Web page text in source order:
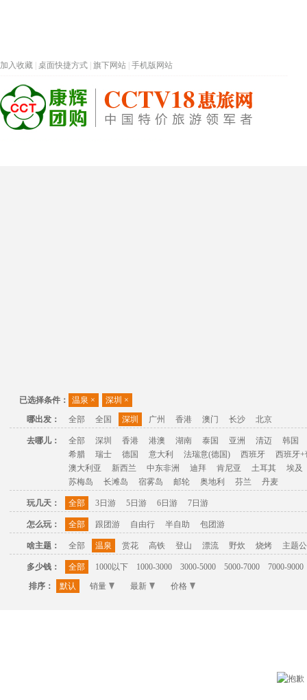
加入收藏 桌面快捷方式 旗下网站 手机版网站
已选择条件： 温泉 × 深圳 ×
哪出发：
全部 全国 深圳 广州 香港 澳门 长沙 北京
去哪儿： 全部 深圳 香港 港澳 湖南 泰国 亚洲 清迈
韩国
希腊
瑞士 德国 意大利 法瑞意(德国) 西班牙
西班牙+
澳大利亚
新西兰 中东非洲 迪拜 肯尼亚 土耳其
埃及
苏梅岛
长滩岛 宿雾岛 邮轮 奥地利 芬兰 丹麦
玩几天： 全部 3日游 5日游 6日游 7日游
怎么玩： 全部 跟团游 自由行 半自助 包团游
啥主题： 全部 温泉 赏花 高铁 登山 漂流 野炊 烧烤 主题
多少钱： 全部 1000以下 1000-3000 3000-5000 5000-7000
7000-9000
排序：
默认 销量 最新 价格